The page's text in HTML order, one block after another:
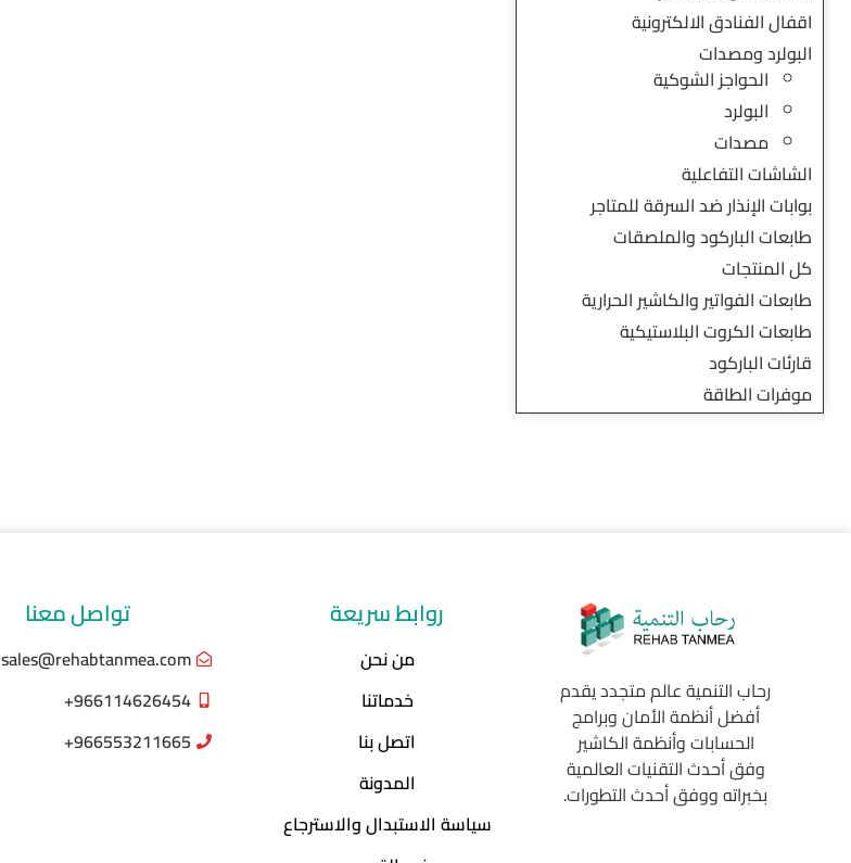
اقفال الفنادق الالكترونية
البولرد ومصدات
الحواجز الشوكية
البولرد
مصدات
الشاشات التفاعلية
بوابات الإنذار ضد السرقة للمتاجر
طابعات الباركود والملصقات
كل المنتجات
طابعات الفواتير والكاشير الحرارية
طابعات الكروت البلاستيكية
قارئات الباركود
موفرات الطاقة
رحاب التنمية عالم متجدد يقدم
أفضل أنظمة الأمان وبرامج
الحسابات وأنظمة الكاشير
وفق أحدث التقنيات العالمية
بخبراته ووفق أحدث التطورات.
روابط سريعة
من نحن
خدماتنا
اتصل بنا
المدونة
سياسة الاستبدال والاسترجاع
تواصل معنا
sales@rehabtanmea.com
966114626454+
966553211665+